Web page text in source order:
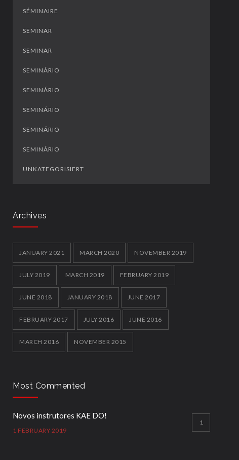
SÉMINAIRE
SEMINAR
SEMINAR
SEMINÁRIO
SEMINÁRIO
SEMINÁRIO
SEMINÁRIO
SEMINÁRIO
UNKATEGORISIERT
Archives
JANUARY 2021 MARCH 2020 NOVEMBER 2019
JULY 2019 MARCH 2019 FEBRUARY 2019
JUNE 2018 JANUARY 2018 JUNE 2017
FEBRUARY 2017 JULY 2016 JUNE 2016
MARCH 2016 NOVEMBER 2015
Most Commented
Novos instrutores KAE DO!
1 FEBRUARY 2019
1